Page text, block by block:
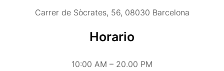
Carrer de Sòcrates, 56, 08030 Barcelona
Horario
10:00 AM – 20.00 PM